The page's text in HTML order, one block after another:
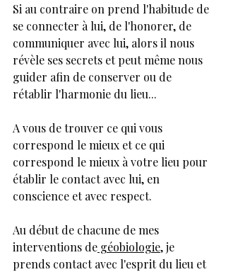
Si au contraire on prend l'habitude de
se connecter à lui, de l'honorer, de
communiquer avec lui, alors il nous
révèle ses secrets et peut même nous
guider afin de conserver ou de
rétablir l'harmonie du lieu...
A vous de trouver ce qui vous
correspond le mieux et ce qui
correspond le mieux à votre lieu pour
établir le contact avec lui, en
conscience et avec respect.
Au début de chacune de mes
interventions de géobiologie, je
prends contact avec l'esprit du lieu et